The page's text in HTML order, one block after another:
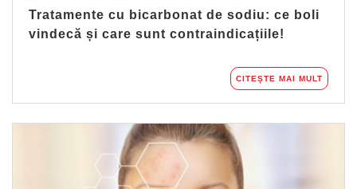
Tratamente cu bicarbonat de sodiu: ce boli
vindecă și care sunt contraindicațiile!
CITEȘTE MAI MULT